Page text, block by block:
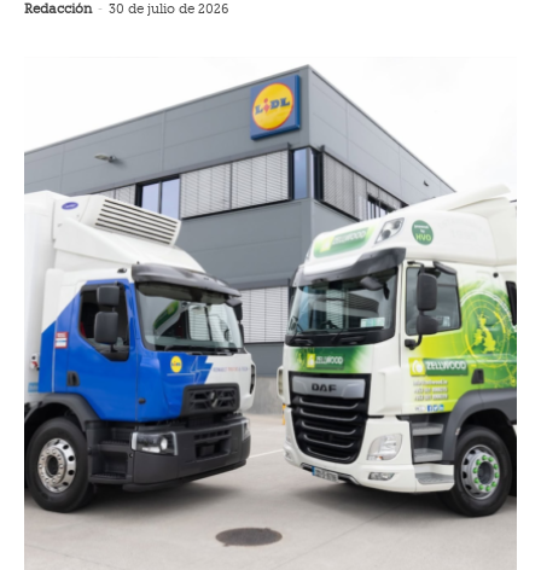
Redacción - 30 de julio de 2026